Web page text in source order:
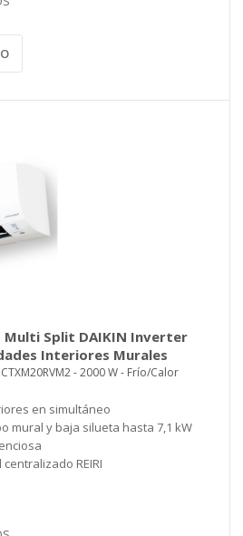
Multi Split DAIKIN Inverter
Interiores Murales
- 2000 W - Frío/Calor
en simultáneo
mural y baja silueta hasta 7,1 kW
REIRI